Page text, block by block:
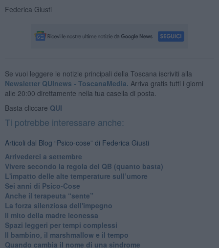
Federica Giusti
Se vuoi leggere le notizie principali della Toscana iscriviti alla
Newsletter QUInews - ToscanaMedia. Arriva gratis tutti i giorni
alle 20:00 direttamente nella tua casella di posta.
Basta cliccare QUI
Ti potrebbe interessare anche:
Articoli dal Blog “Psico-cose” di Federica Giusti
​Arrivederci a settembre
​Vivere secondo la regola del QB (quanto basta)
​L'impatto delle alte temperature sull’umore
Sei anni di Psico-Cose
​Anche il terapeuta “sente”
​La forza silenziosa dell'impegno
​Il mito della madre leonessa
Spazi leggeri per tempi complessi
Il bambino, il marshmallow e il tempo
​Quando cambia il nome di una sindrome